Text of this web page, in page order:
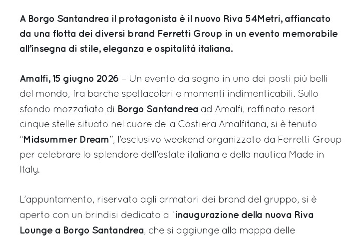
A Borgo Santandrea il protagonista è il nuovo Riva 54Metri, affiancato
da una flotta dei diversi brand Ferretti Group in un evento memorabile
all’insegna di stile, eleganza e ospitalità italiana.
Amalfi, 15 giugno 2026 – Un evento da sogno in uno dei posti più belli
del mondo, fra barche spettacolari e momenti indimenticabili. Sullo
sfondo mozzafiato di
Borgo Santandrea ad Amalfi, raffinato resort
cinque stelle situato nel cuore della Costiera Amalfitana, si è tenuto
“ Midsummer Dream”, l’esclusivo weekend organizzato da Ferretti Group
per celebrare lo splendore dell’estate italiana e della nautica Made in
Italy.
L’appuntamento, riservato agli armatori dei brand del gruppo, si è
aperto con un brindisi dedicato all’inaugurazione della nuova Riva
Lounge a Borgo Santandrea, che si aggiunge alla mappa delle